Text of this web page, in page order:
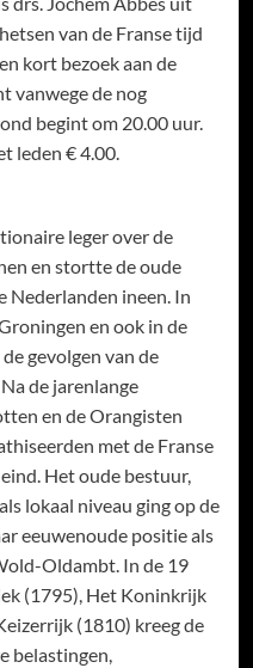
van de Franse tijd
kort bezoek aan de
vanwege de nog
begint om 20.00 uur.
leden € 4.00.
leger over de
en stortte de oude
Nederlanden ineen. In
en ook in de
gevolgen van de
de jarenlange
en de Orangisten
met de Franse
Het oude bestuur,
lokaal niveau ging op de
eeuwenoude positie als
Oldambt. In de 19
(1795), Het Koninkrijk
(1810) kreeg de
belastingen,